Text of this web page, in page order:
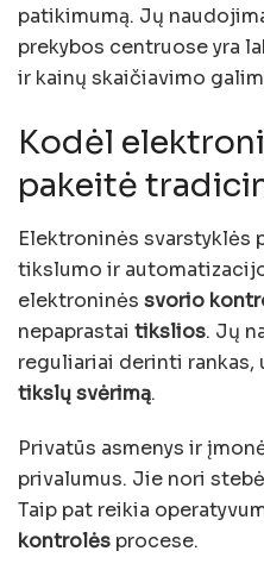
patikimumą. Jų
prekybos centruose yra
ir kainų skaičiavimo
Kodėl
pakeitė
Elektroninės svarstyklės
tikslumo ir
elektroninės svorio
nepaprastai tikslios. Jų
reguliariai derinti rankas,
tikslų svėrimą.
Privatūs asmenys ir
privalumus. Jie nori
Taip pat reikia
kontrolės procese.